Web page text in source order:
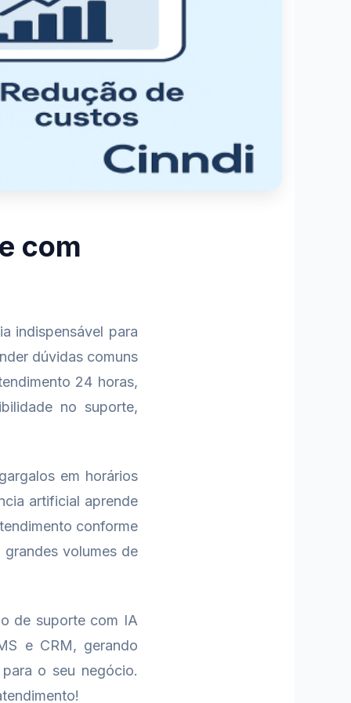
com
indispensável para
dúvidas comuns
24 horas,
no suporte,
em horários
artificial aprende
conforme
volumes de
de suporte com IA
e CRM, gerando
o seu negócio.